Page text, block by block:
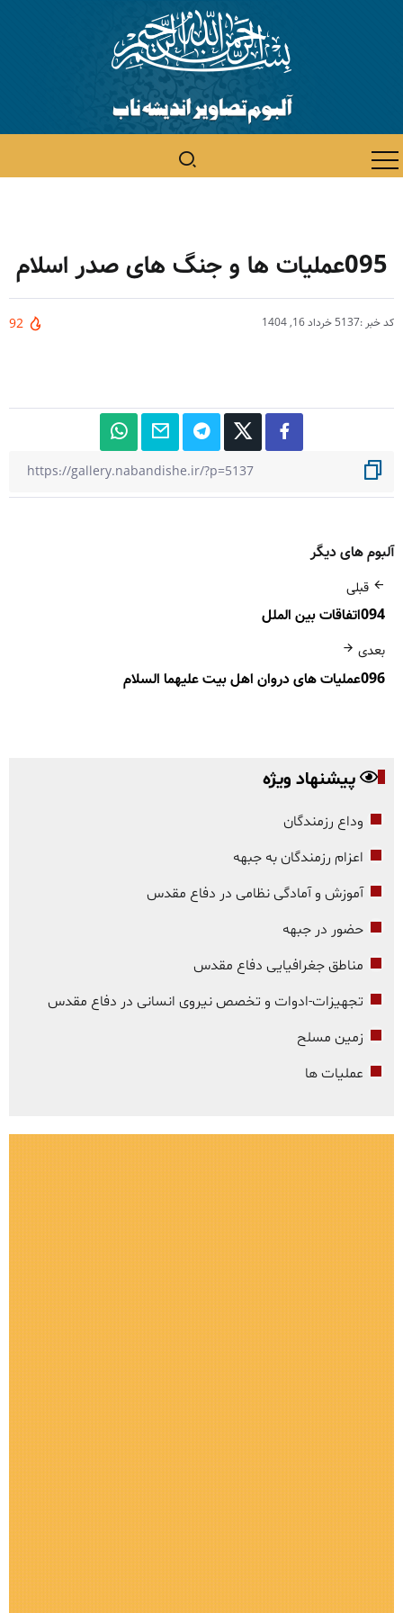
095عملیات ها و جنگ های صدر اسلام
کد خبر :5137 خرداد 16, 1404 92
آلبوم های دیگر
قبلی
094اتفاقات بین الملل
بعدی
096عملیات های دروان اهل بیت علیهما السلام
پیشنهاد ویژه
وداع رزمندگان
اعزام رزمندگان به جبهه
آموزش و آمادگی نظامی در دفاع مقدس
حضور در جبهه
مناطق جغرافیایی دفاع مقدس
تجهیزات-ادوات و تخصص نیروی انسانی در دفاع مقدس
زمین مسلح
عملیات ها